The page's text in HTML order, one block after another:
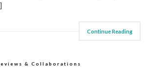
Continue Reading
& Collaborations